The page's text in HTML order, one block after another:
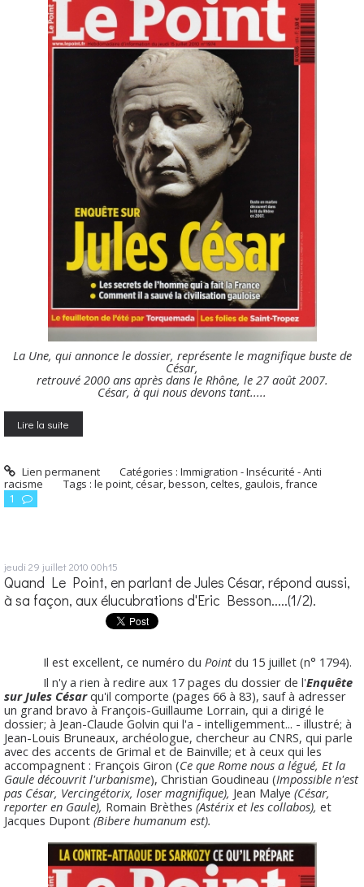
La Une, qui annonce le dossier, représente le magnifique buste de
César,
retrouvé 2000 ans après dans le Rhône, le 27 août 2007.
César, à qui nous devons tant.....
Lire la suite
Lien permanent Catégories :Immigration - Insécurité - Anti
racisme
Tags : le point,césar,besson,celtes, gaulois,france
1
jeudi 29 juillet 2010 00h15
Quand Le Point, en parlant de Jules César, répond aussi,
à sa façon, aux élucubrations d'Eric Besson.....(1/2).
Il est excellent, ce numéro du Pointdu 15 juillet (n° 1794).
Il n'y a rien à redire aux 17 pages du dossier de l'Enquête
sur Jules Césarqu'il comporte (pages 66 à 83), sauf à adresser
un grand bravo à François-Guillaume Lorrain, qui a dirigé le
dossier; à Jean-Claude Golvin qui l'a - intelligemment... - illustré; à
Jean-Louis Bruneaux, archéologue, chercheur au CNRS, qui parle
avec des accents de Grimal et de Bainville; et à ceux qui les
accompagnent : François Giron (Ce que Rome nous a légué, Et la
Gaule découvrit l'urbanisme), Christian Goudineau (Impossible n'est
pas César, Vercingétorix, loser magnifique), Jean Malye (César,
reporter en Gaule), Romain Brèthes (Astérix et les collabos), et
Jacques Dupont (Bibere humanum est).